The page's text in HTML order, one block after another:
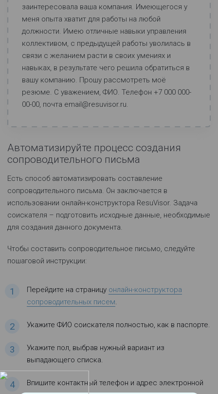
заинтересовала ваша компания. Имеющегося у
меня опыта хватит для работы на любой
должности. Имею отличные навыки управления
коллективом, с предыдущей работы уволилась в
связи с желанием расти в своих умениях и
навыках, в результате чего решила обратиться в
вашу компанию. Прошу рассмотреть моё
резюме. С уважением, ФИО. Телефон +7 000 000-
00-00, почта email@resuvisor.ru.
Автоматизируйте процесс создания
сопроводительного письма
Есть способ автоматизировать составление
сопроводительного письма. Он заключается в
использовании онлайн-конструктора ResuVisor. Задача
соискателя – подготовить исходные данные, необходимые
для создания данного документа.
Чтобы составить сопроводительное письмо, следуйте
пошаговой инструкции:
Перейдите на страницу онлайн-конструктора
сопроводительных писем.
Укажите ФИО соискателя полностью, как в паспорте.
Укажите пол, выбрав нужный вариант из
выпадающего списка.
Впишите контактный телефон и адрес электронной